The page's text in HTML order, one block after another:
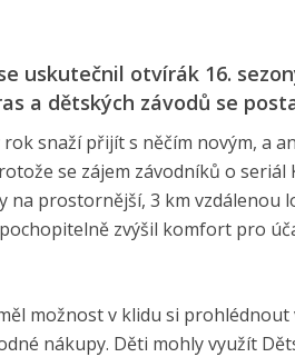
uskutečnil otvírák 16.
a dětských závodů se
snaží přijít s něčím novým, a
se zájem závodníků o
na prostornější, 3 km
zvýšil komfort pro
možnost v klidu si
nákupy. Děti mohly využít